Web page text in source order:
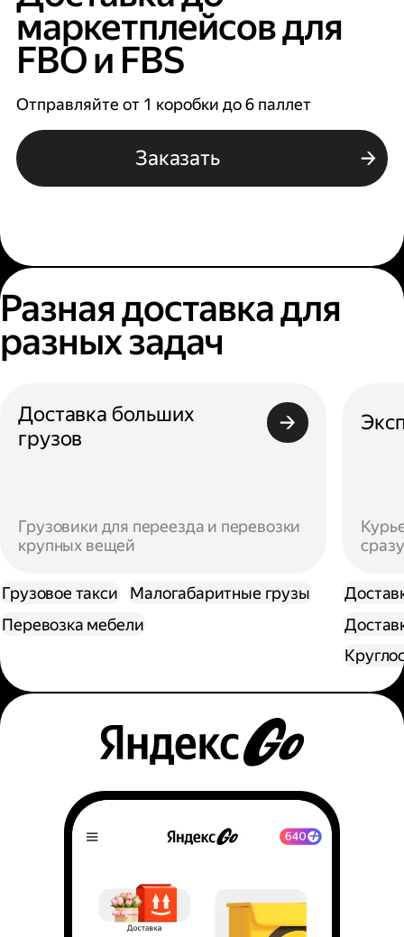
маркетплейсов для
FBO и FBS
Отправляйте от 1 коробки до 6 паллет
Заказать
Разная доставка для
разных задач
Доставка больших
грузов
Грузовики для переезда и перевозки
крупных вещей
Грузовое такси
Малогабаритные грузы
Перевозка мебели